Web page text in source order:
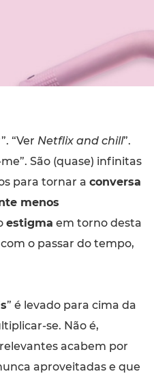
“Ver Netflix and chill”.
São (quase) infinitas
para tornar a conversa
menos
estigma em torno desta
o passar do tempo,
” é levado para cima da
se. Não é,
acabem por
aproveitadas e que